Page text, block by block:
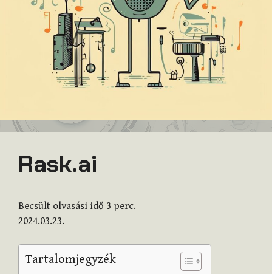
Rask.ai
Becsült olvasási idő 3 perc.
2024.03.23.
Tartalomjegyzék